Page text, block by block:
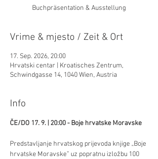
Buchpräsentation & Ausstellung
Vrime & mjesto / Zeit & Ort
17. Sep. 2026, 20:00
Hrvatski centar | Kroatisches Zentrum,
Schwindgasse 14, 1040 Wien, Austria
Info
ČE/DO 17. 9. | 20:00 - Boje hrvatske Moravske
Predstavljanje hrvatskog prijevoda knjige „Boje
hrvatske Moravske” uz popratnu izložbu 100